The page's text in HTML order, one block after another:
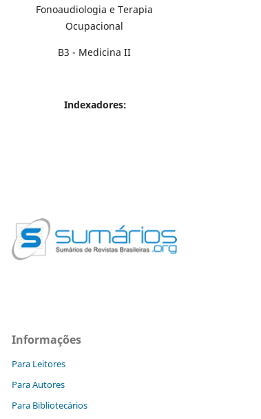
Fonoaudiologia e Terapia
Ocupacional
B3 - Medicina II
Indexadores:
Informações
Para Leitores
Para Autores
Para Bibliotecários